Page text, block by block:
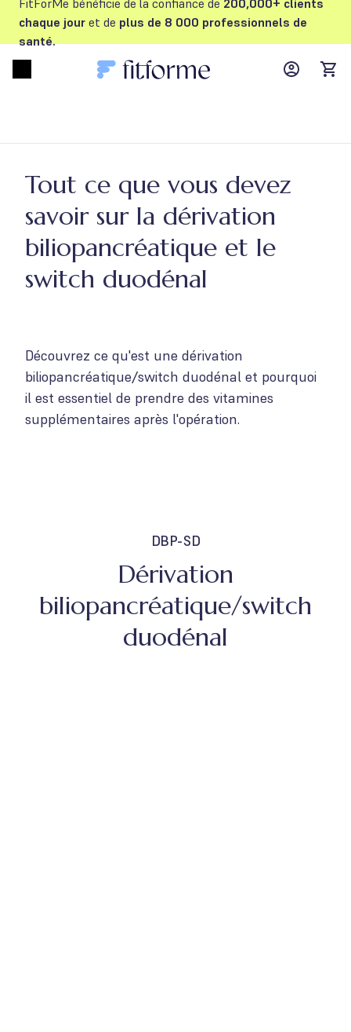
FitForMe bénéficie de la confiance de 200,000+ clients
chaque jour et de plus de 8 000 professionnels de
santé.
MyFFM
Tout ce que vous devez
savoir sur la dérivation
biliopancréatique et le
switch duodénal
Découvrez ce qu'est une dérivation
biliopancréatique/switch duodénal et pourquoi
il est essentiel de prendre des vitamines
supplémentaires après l'opération.
DBP-SD
Dérivation
biliopancréatique/switch
duodénal